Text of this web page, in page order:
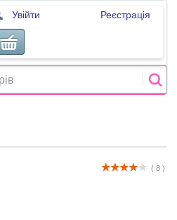
Увійти Реєстрація
( 8 )